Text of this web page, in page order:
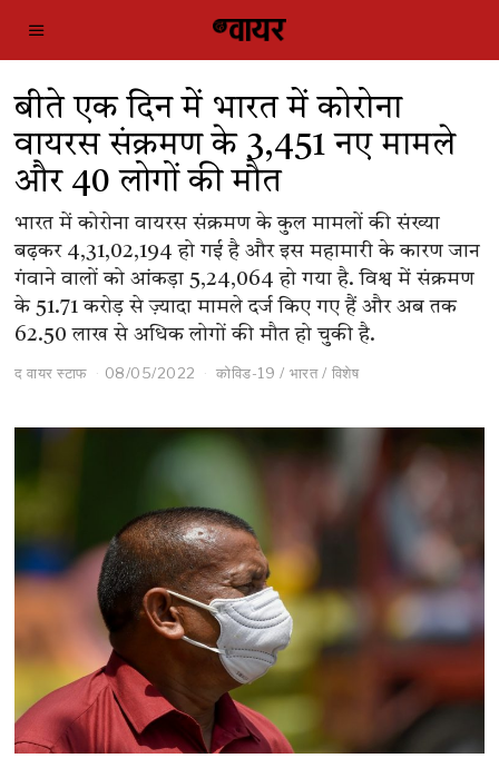
बीते ए​क दिन में भारत में कोरोना
वायरस संक्रमण के 3,451 नए मामले
और 40 लोगों की मौत
भारत में कोरोना वायरस संक्रमण के कुल मामलों की संख्या
बढ़कर 4,31,02,194 हो गई है और इस महामारी के कारण जान
गंवाने वालों को आंकड़ा 5,24,064 हो गया है. विश्व में संक्रमण
के 51.71 करोड़ से ज़्यादा मामले दर्ज किए गए हैं और अब तक
62.50 लाख से अधिक लोगों की मौत हो चुकी है.
द वायर स्टाफ 08/05/2022 कोविड-19 / भारत / विशेष